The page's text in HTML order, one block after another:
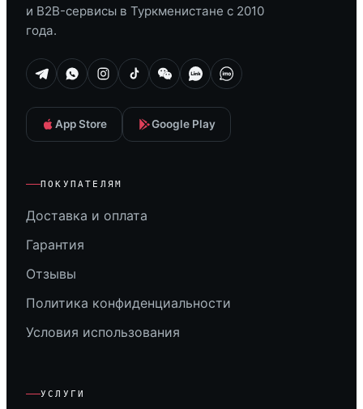
и B2B-сервисы в Туркменистане с 2010
года.
App Store Google Play
ПОКУПАТЕЛЯМ
Доставка и оплата
Гарантия
Отзывы
Политика конфиденциальности
Условия использования
УСЛУГИ